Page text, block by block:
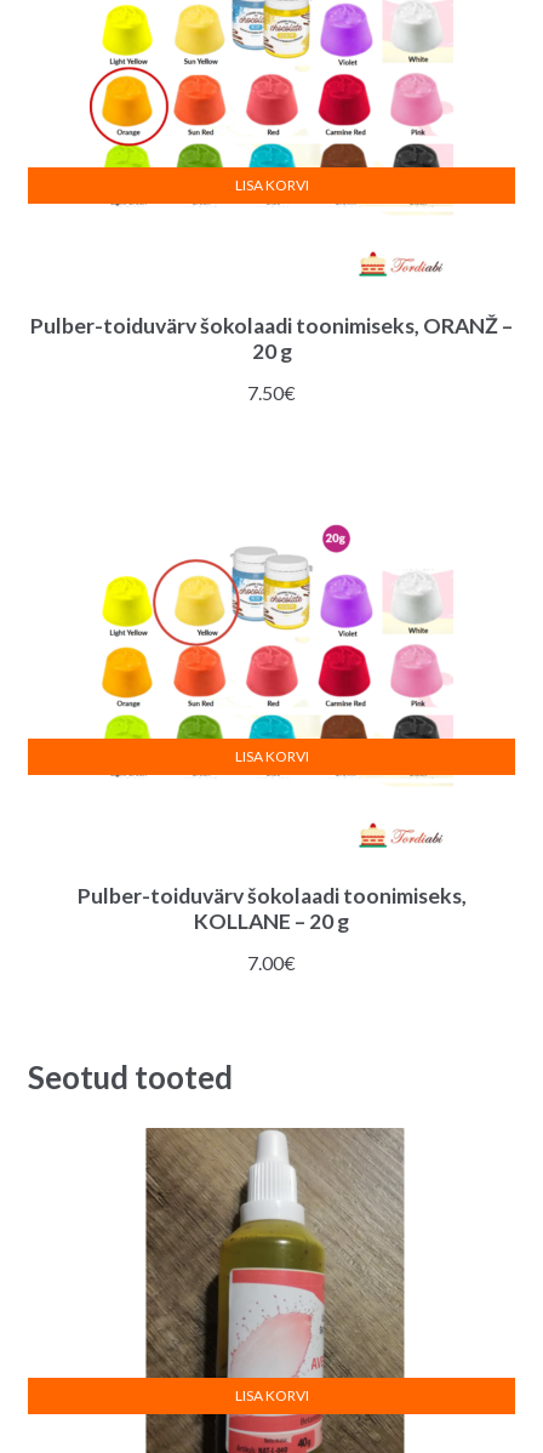
Pulber-toiduvärv šokolaadi toonimiseks, ORANŽ –
20 g
7.50€
LISA KORVI
Pulber-toiduvärv šokolaadi toonimiseks,
KOLLANE – 20 g
7.00€
LISA KORVI
Seotud tooted
LISA KORVI